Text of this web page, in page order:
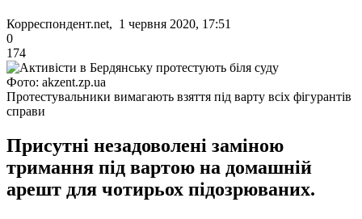
Корреспондент.net, 1 червня 2020, 17:51
0
174
Фото: akzent.zp.ua
Протестувальники вимагають взяття під варту всіх фігурантів
справи
Присутні незадоволені заміною
тримання під вартою на домашній
арешт для чотирьох підозрюваних.